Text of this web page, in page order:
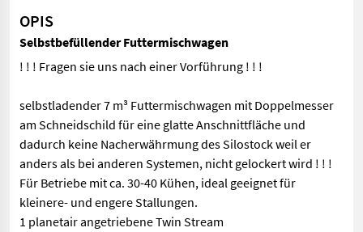
OPIS
Selbstbefüllender Futtermischwagen
! ! ! Fragen sie uns nach einer Vorführung ! ! !
selbstladender 7 m³ Futtermischwagen mit Doppelmesser
am Schneidschild für eine glatte Anschnittfläche und
dadurch keine Nacherwährmung des Silostock weil er
anders als bei anderen Systemen, nicht gelockert wird ! ! !
Für Betriebe mit ca. 30-40 Kühen, ideal geeignet für
kleinere- und engere Stallungen.
1 planetair angetriebene Twin Stream